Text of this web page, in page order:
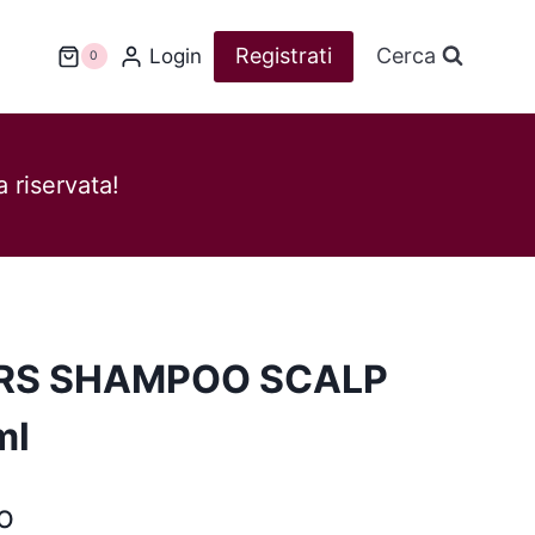
0 Login Registrati Cerca
riservata!
SHAMPOO SCALP